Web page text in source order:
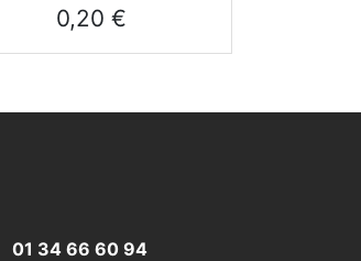
Prix
0,20 €
01 34 66 60 94